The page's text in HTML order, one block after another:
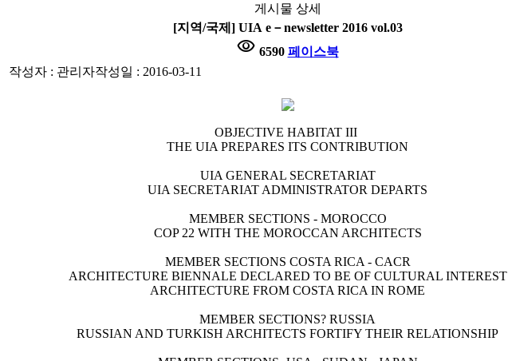
게시물 상세
[지역/국제] UIA e－newsletter 2016 vol.03
visibility 6590 페이스북
작성자 : 관리자작성일 : 2016-03-11
OBJECTIVE HABITAT III
THE UIA PREPARES ITS CONTRIBUTION
UIA GENERAL SECRETARIAT
UIA SECRETARIAT ADMINISTRATOR DEPARTS
MEMBER SECTIONS - MOROCCO
COP 22 WITH THE MOROCCAN ARCHITECTS
MEMBER SECTIONS COSTA RICA - CACR
ARCHITECTURE BIENNALE DECLARED TO BE OF CULTURAL INTEREST
ARCHITECTURE FROM COSTA RICA IN ROME
MEMBER SECTIONS? RUSSIA
RUSSIAN AND TURKISH ARCHITECTS FORTIFY THEIR RELATIONSHIP